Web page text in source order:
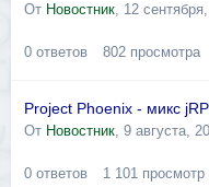
От Новостник, 12
0 ответов 802 просмотра
Project Phoenix - микс
От Новостник, 9 августа,
0 ответов 1 101 просмотр